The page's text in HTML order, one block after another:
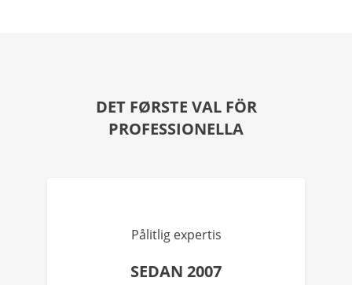
DET FØRSTE VAL FÖR
PROFESSIONELLA
Pålitlig expertis
SEDAN 2007